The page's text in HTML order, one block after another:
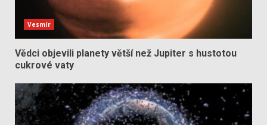
Vesmír
Vědci objevili planety větší než Jupiter s hustotou
cukrové vaty